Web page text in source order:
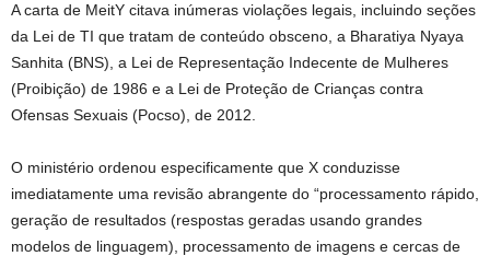
A carta de MeitY citava inúmeras violações legais, incluindo seções
da Lei de TI que tratam de conteúdo obsceno, a Bharatiya Nyaya
Sanhita (BNS), a Lei de Representação Indecente de Mulheres
(Proibição) de 1986 e a Lei de Proteção de Crianças contra
Ofensas Sexuais (Pocso), de 2012.
O ministério ordenou especificamente que X conduzisse
imediatamente uma revisão abrangente do “processamento rápido,
geração de resultados (respostas geradas usando grandes
modelos de linguagem), processamento de imagens e cercas de